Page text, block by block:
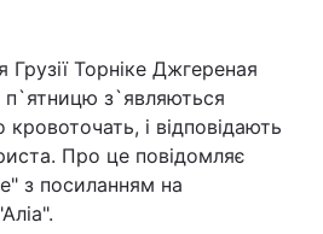
Торніке Джгереная
з`являються
і відповідають
Про це повідомляє
з посиланням на